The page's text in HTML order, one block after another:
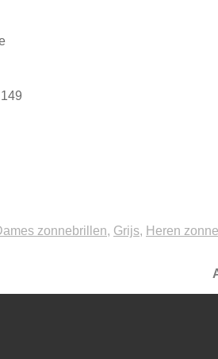
zonnebrillen, Grijs, Heren